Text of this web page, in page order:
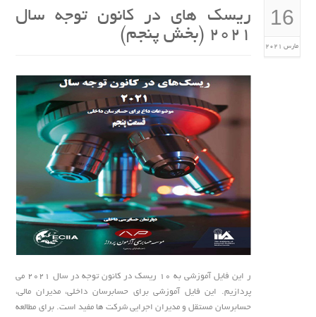
16
مارس 2021
ریسک های در کانون توجه سال
2021 (بخش پنجم)
ر این فایل آموزشی به 10 ریسک در کانون توجه در سال 2021 می
‌پردازیم. این فایل آموزشی برای حسابرسان داخلی، مدیران مالی،
حسابرسان مستقل و مدیران اجرایی شرکت ها مفید است. برای مطالعه